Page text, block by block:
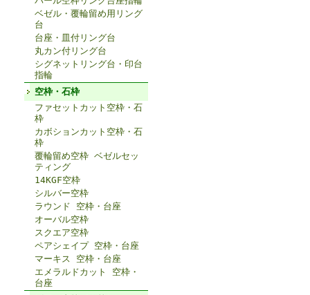
ベゼル・覆輪留め用リング
台
台座・皿付リング台
丸カン付リング台
シグネットリング台・印台
指輪
空枠・石枠
ファセットカット空枠・石
枠
カボションカット空枠・石
枠
覆輪留め空枠 ベゼルセッ
ティング
14KGF空枠
シルバー空枠
ラウンド 空枠・台座
オーバル空枠
スクエア空枠
ペアシェイプ 空枠・台座
マーキス 空枠・台座
エメラルドカット 空枠・
台座